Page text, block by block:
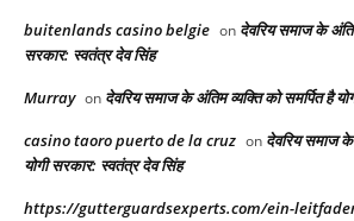
buitenlands casino belgie on देवरिय समाज के
सरकार: स्वतंत्र देव सिंह
Murray on देवरिय समाज के अंतिम व्यक्ति को समर्पित है
casino taoro puerto de la cruz on देवरिय समाज के
योगी सरकार: स्वतंत्र देव सिंह
https://gutterguardsexperts.com/ein-